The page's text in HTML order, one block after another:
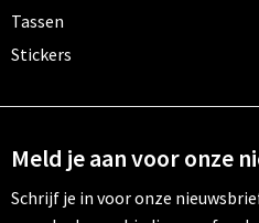
Tassen
Stickers
Meld je aan voor onze
Schrijf je in voor onze